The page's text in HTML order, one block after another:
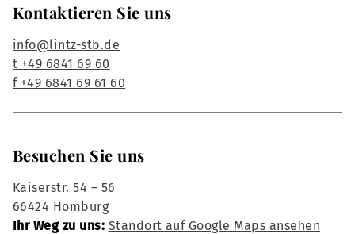
Kontaktieren Sie uns
info@lintz-stb.de
t +49 6841 69 60
f +49 6841 69 61 60
Besuchen Sie uns
Kaiserstr. 54 – 56
66424 Homburg
Ihr Weg zu uns: Standort auf Google Maps ansehen